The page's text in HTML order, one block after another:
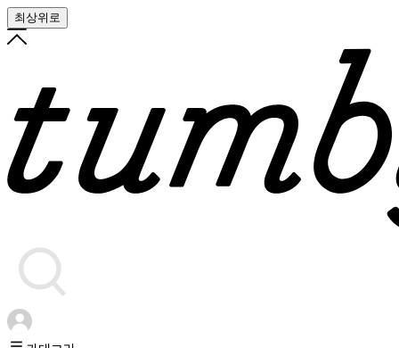
최상위로